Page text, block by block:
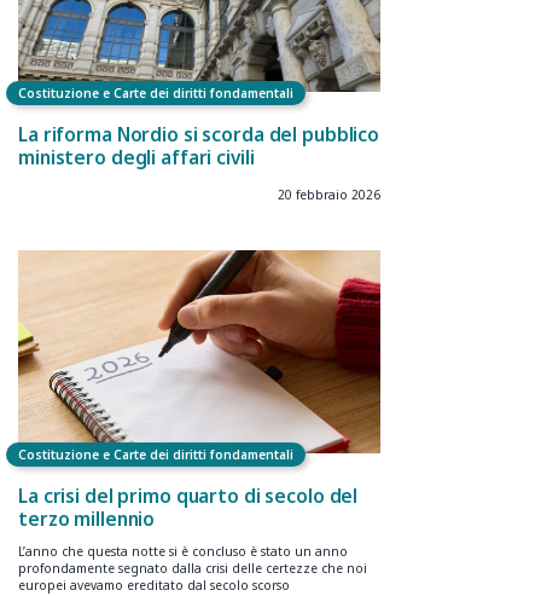
Costituzione e Carte dei diritti fondamentali
La riforma Nordio si scorda del pubblico
ministero degli affari civili
20 febbraio 2026
Costituzione e Carte dei diritti fondamentali
La crisi del primo quarto di secolo del
terzo millennio
L’anno che questa notte si è concluso è stato un anno
profondamente segnato dalla crisi delle certezze che noi
europei avevamo ereditato dal secolo scorso